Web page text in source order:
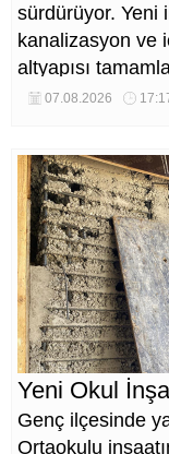
sürdürüyor. Yeni
kanalizasyon ve
altyapısı
düzenlemeleri
07.08.2026
Yeni Okul
Genç ilçesinde
Ortaokulu